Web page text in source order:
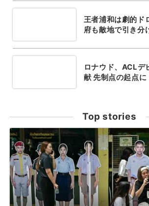
王者浦和は劇的ド
府も敵地で引き分
ロナウド、ACLデ
献 先制点の起点に
Top stories